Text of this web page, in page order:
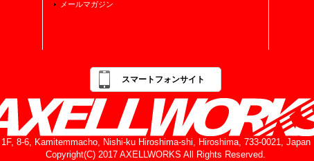
メールマガジン
スマートフォンサイト
1F, 8-6, Kamitemmacho, Nishi-ku Hiroshima-shi, Hiroshima, 733-0021, Japan
Copyright(C) 2017 AXELLWORKS All Rights Reserved.